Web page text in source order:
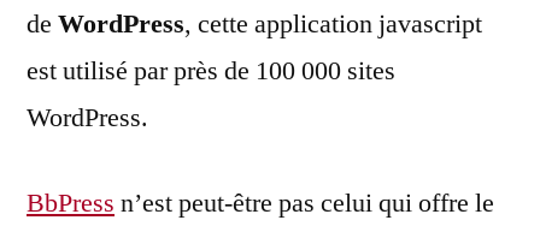
de WordPress, cette application javascript
est utilisé par près de 100 000 sites
WordPress.
BbPress n’est peut-être pas celui qui offre le